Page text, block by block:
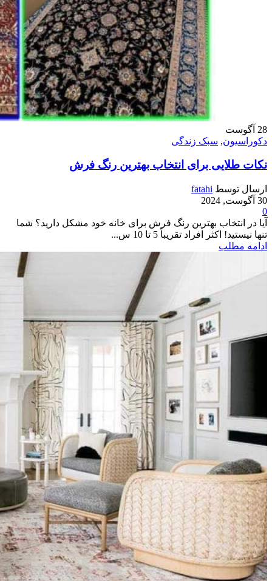
28 آگوست
دکوراسیون, سبک زندگی
نکات طلایی برای انتخاب بهترین رنگ فرش
ارسال توسط fatahi
30 آگوست, 2024
0
آیا در انتخاب بهترین رنگ فرش برای خانه خود مشکل دارید؟ شما
تنها نیستید! اکثر افراد تقریباً 5 تا 10 س...
ادامه مطلب